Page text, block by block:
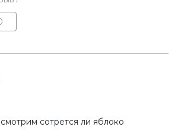
сотрется ли яблоко